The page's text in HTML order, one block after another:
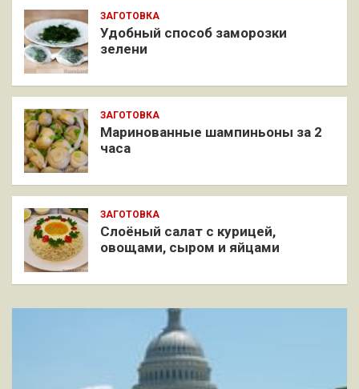
ЗАГОТОВКА
Удобный способ заморозки
зелени
ЗАГОТОВКА
Маринованные шампиньоны за 2
часа
ЗАГОТОВКА
Слоёный салат с курицей,
овощами, сыром и яйцами